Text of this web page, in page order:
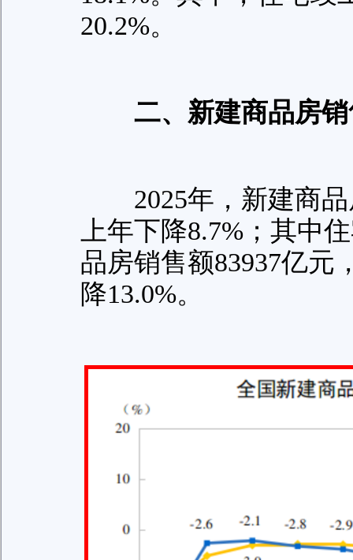
20.2%。
二、新建商品房
2025年，新建商品
上年下降8.7%；其中
品房销售额83937亿元
降13.0%。